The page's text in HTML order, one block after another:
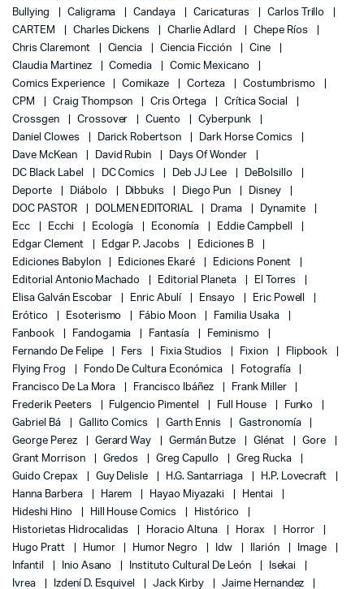
Bullying
Caligrama Candaya Caricaturas
Carlos Trillo
CARTEM
Charles Dickens Charlie Adlard
Chepe Ríos
Chris Claremont
Ciencia Ciencia Ficción
Cine
Claudia Martinez
Comedia
Comic Mexicano
Comics Experience
Comikaze Corteza
Costumbrismo
CPM
Craig Thompson Cris Ortega
Crítica Social
Crossgen
Crossover Cuento
Cyberpunk
Daniel Clowes
Darick Robertson
Dark Horse Comics
Dave McKean
David Rubin
Days Of Wonder
DC Black Label
DC Comics Deb JJ Lee
DeBolsillo
Deporte
Diábolo Dibbuks Diego Pun
Disney
DOC PASTOR
DOLMEN EDITORIAL Drama
Dynamite
Ecc
Ecchi Ecología Economía
Eddie Campbell
Edgar Clement
Edgar P. Jacobs
Ediciones B
Ediciones Babylon
Ediciones Ekaré
Edicions Ponent
Editorial Antonio Machado
Editorial Planeta
El Torres
Elisa Galván Escobar
Enric Abulí Ensayo
Eric Powell
Erótico
Esoterismo Fábio Moon
Familia Usaka
Fanbook
Fandogamia Fantasía
Feminismo
Fernando De Felipe
Fers Fixia Studios Fixion
Flipbook
Flying Frog
Fondo De Cultura Económica
Fotografía
Francisco De La Mora
Francisco Ibáñez
Frank Miller
Frederik Peeters
Fulgencio Pimentel Full House
Funko
Gabriel Bá
Gallito Comics Garth Ennis
Gastronomía
George Perez
Gerard Way Germán Butze Glénat
Gore
Grant Morrison
Gredos Greg Capullo
Greg Rucka
Guido Crepax
Guy Delisle H.G. Santarriaga
H.P. Lovecraft
Hanna Barbera
Harem Hayao Miyazaki
Hentai
Hideshi Hino
Hill House Comics
Histórico
Historietas Hidrocalidas
Horacio Altuna Horax
Horror
Hugo Pratt
Humor Humor Negro Idw Ilarión
Image
Infantil
Inio Asano Instituto Cultural De León
Isekai
Ivrea
Izdení D. Esquivel Jack Kirby
Jaime Hernandez